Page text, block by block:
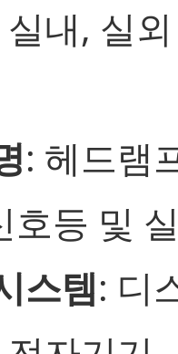
실내, 실
: 헤드램
호등 및
스템: 디